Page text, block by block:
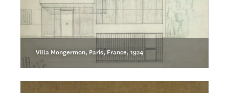
Villa Mongermon, Paris, France, 1924